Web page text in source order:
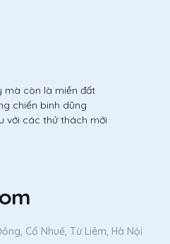
mà còn là miền đất
chiến binh dũng
với các thử thách mới
Cổ Nhuế, Từ Liêm, Hà Nội